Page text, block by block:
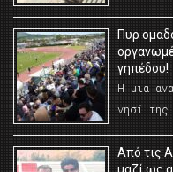
Πυρ
γηπέδου!
Η μια
νησί της
Από τις